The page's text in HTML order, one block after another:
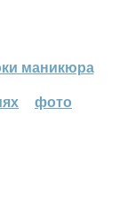
маникюра
фото